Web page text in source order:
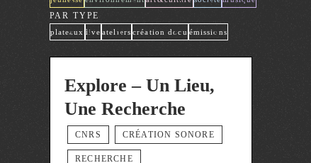
PAR TYPE
plateaux
x live
x ateliers
x création docu
x émissions
x
Explore – Un Lieu,
Une Recherche
CNRS CRÉATION SONORE
RECHERCHE